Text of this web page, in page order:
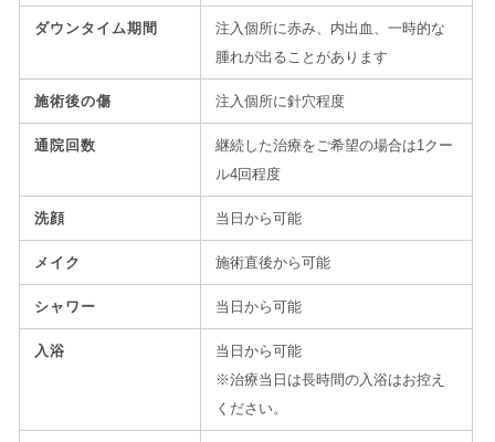
ダウンタイム期間
注入個所に赤み、内出血、一時的な
腫れが出ることがあります
施術後の傷 注入個所に針穴程度
通院回数
継続した治療をご希望の場合は1クー
ル4回程度
洗顔 当日から可能
メイク 施術直後から可能
シャワー 当日から可能
入浴
当日から可能
※治療当日は長時間の入浴はお控え
ください。